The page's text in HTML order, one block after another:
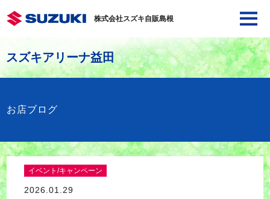
株式会社スズキ自販島根
スズキアリーナ益田
お店ブログ
イベント/キャンペーン
2026.01.29